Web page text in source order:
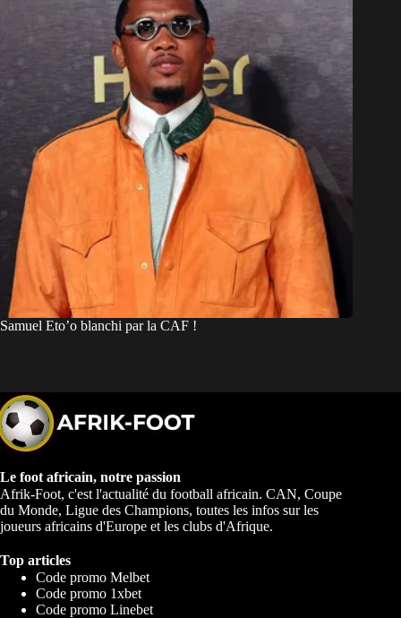
Samuel Eto’o blanchi par la CAF !
Le foot africain, notre passion
Afrik-Foot, c'est l'actualité du football africain. CAN, Coupe
du Monde, Ligue des Champions, toutes les infos sur les
joueurs africains d'Europe et les clubs d'Afrique.
Top articles
Code promo Melbet
Code promo 1xbet
Code promo Linebet